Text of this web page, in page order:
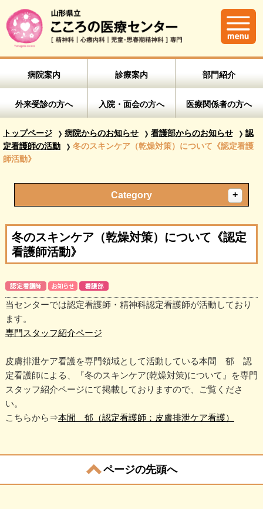
病院案内 診療案内 部門紹介
外来受診の方へ 入院・面会の方へ 医療関係者の方へ
トップページ 病院からのお知らせ 看護部からのお知らせ
認
定看護師の活動
冬のスキンケア（乾燥対策）について《認定看護
師活動》
Category
冬のスキンケア（乾燥対策）について《認定
看護師活動》
当センターでは認定看護師・精神科認定看護師が活動しており
ます。
専門スタッフ紹介ページ
皮膚排泄ケア看護を専門領域として活動している本間 郁 認
定看護師による、『冬のスキンケア(乾燥対策)について』を専門
スタッフ紹介ページにて掲載しておりますので、ご覧くださ
い。
こちらから⇒本間 郁（認定看護師：皮膚排泄ケア看護）
ページの先頭へ